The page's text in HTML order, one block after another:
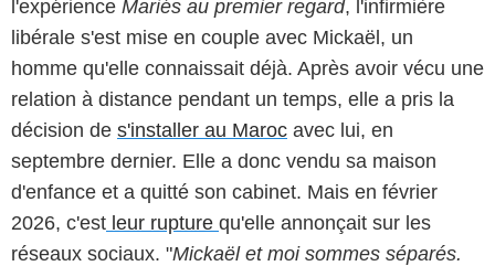
l'expérience Mariés au premier regard, l'infirmière
libérale s'est mise en couple avec Mickaël, un
homme qu'elle connaissait déjà. Après avoir vécu une
relation à distance pendant un temps, elle a pris la
décision de s'installer au Maroc avec lui, en
septembre dernier. Elle a donc vendu sa maison
d'enfance et a quitté son cabinet. Mais en février
2026, c'est leur rupture qu'elle annonçait sur les
réseaux sociaux. "Mickaël et moi sommes séparés.